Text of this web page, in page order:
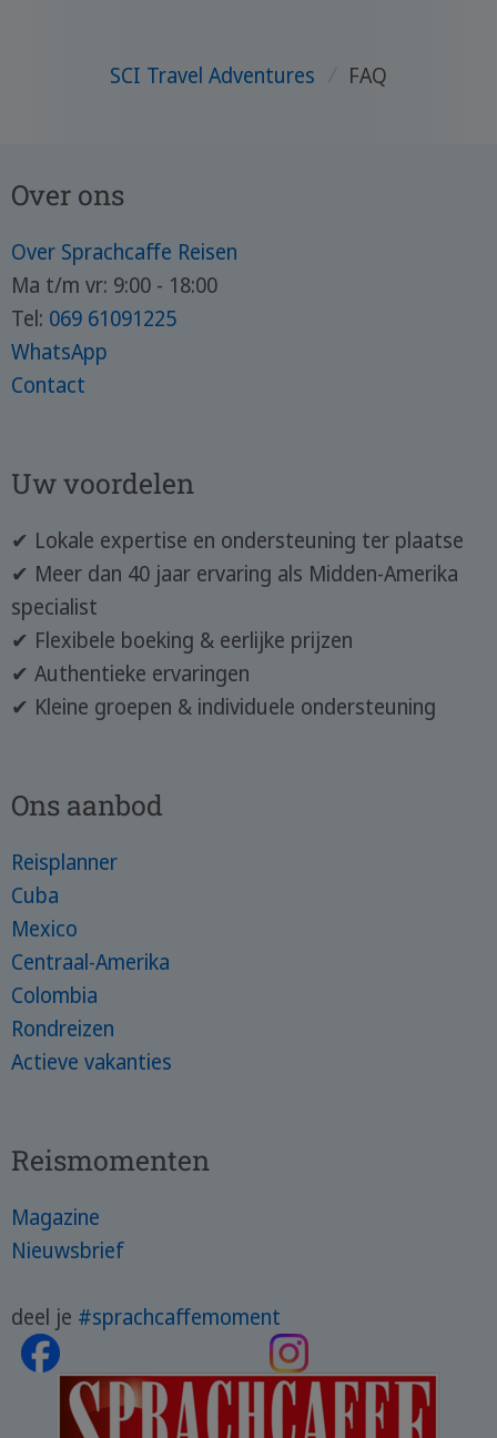
SCI Travel Adventures FAQ
Over ons
Over Sprachcaffe Reisen
Ma t/m vr: 9:00 - 18:00
Tel: 069 61091225
WhatsApp
Contact
Uw voordelen
✔ Lokale expertise en ondersteuning ter plaatse
✔ Meer dan 40 jaar ervaring als Midden-Amerika
specialist
✔ Flexibele boeking & eerlijke prijzen
✔ Authentieke ervaringen
✔ Kleine groepen & individuele ondersteuning
Ons aanbod
Reisplanner
Cuba
Mexico
Centraal-Amerika
Colombia
Rondreizen
Actieve vakanties
Reismomenten
Magazine
Nieuwsbrief
deel je #sprachcaffemoment